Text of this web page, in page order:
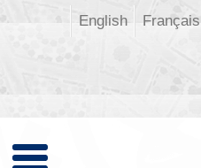
Français
English